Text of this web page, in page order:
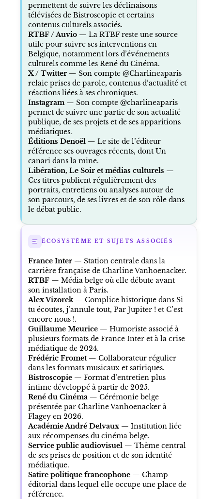
permettent de suivre les déclinaisons
télévisées de Bistroscopie et certains
contenus culturels associés.
RTBF / Auvio— La RTBF reste une source
utile pour suivre ses interventions en
Belgique, notamment lors d’événements
culturels comme les René du Cinéma.
X / Twitter— Son compte @Charlineaparis
relaie prises de parole, contenus d’actualité et
réactions liées à ses chroniques.
Instagram— Son compte @charlineaparis
permet de suivre une partie de son actualité
publique, de ses projets et de ses apparitions
médiatiques.
Éditions Denoël— Le site de l’éditeur
référence ses ouvrages récents, dont Un
canari dans la mine.
Libération, Le Soir et médias culturels —
Ces titres publient régulièrement des
portraits, entretiens ou analyses autour de
son parcours, de ses livres et de son rôle dans
le débat public.
ÉCOSYSTÈME ET SUJETS ASSOCIÉS
France Inter— Station centrale dans la
carrière française de Charline Vanhoenacker.
RTBF— Média belge où elle débute avant
son installation à Paris.
Alex Vizorek— Complice historique dans Si
tu écoutes, j’annule tout, Par Jupiter ! et C’est
encore nous !.
Guillaume Meurice— Humoriste associé à
plusieurs formats de France Inter et à la crise
médiatique de 2024.
Frédéric Fromet— Collaborateur régulier
dans les formats musicaux et satiriques.
Bistroscopie— Format d’entretien plus
intime développé à partir de 2025.
René du Cinéma— Cérémonie belge
présentée par Charline Vanhoenacker à
Flagey en 2026.
Académie André Delvaux— Institution liée
aux récompenses du cinéma belge.
Service public audiovisuel— Thème central
de ses prises de position et de son identité
médiatique.
Satire politique francophone— Champ
éditorial dans lequel elle occupe une place de
référence.